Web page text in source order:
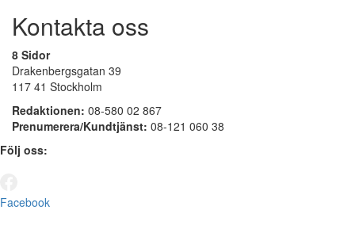
Kontakta oss
8 Sidor
Drakenbergsgatan 39
117 41 Stockholm
Redaktionen: 08-580 02 867
Prenumerera/Kundtjänst: 08-121 060 38
Följ oss:
Facebook